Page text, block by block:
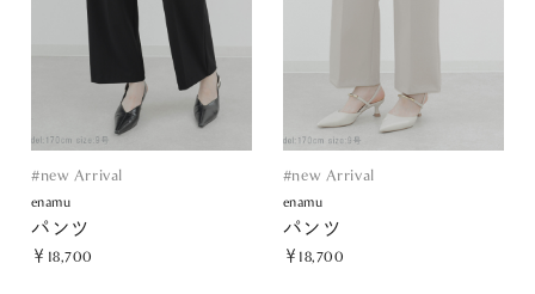
#new Arrival
enamu
パンツ
￥18,700
#new Arrival
enamu
パンツ
￥18,700